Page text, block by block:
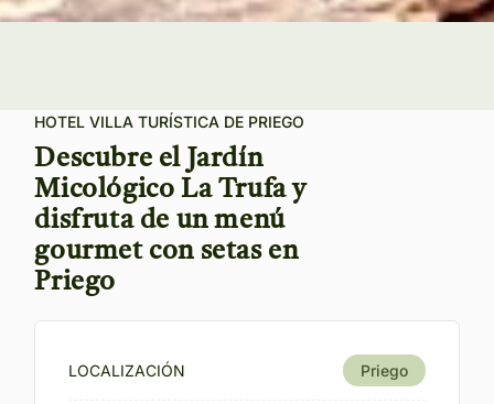
HOTEL VILLA TURÍSTICA DE PRIEGO
Descubre el Jardín
Micológico La Trufa y
disfruta de un menú
gourmet con setas en
Priego
LOCALIZACIÓN Priego